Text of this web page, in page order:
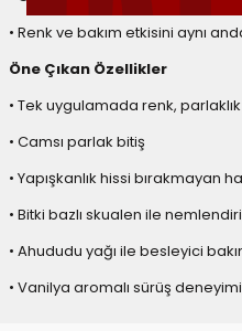
• Renk ve bakım etkisini aynı
Öne Çıkan Özellikler
• Tek uygulamada renk,
• Camsı parlak bitiş
• Yapışkanlık hissi bırakmayan
• Bitki bazlı skualen ile
• Ahududu yağı ile besleyici
• Vanilya aromalı sürüş deneyimi